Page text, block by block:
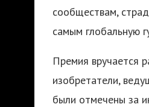
сообществам,
самым глобальную
Премия вручается
изобретатели,
были отмечены за